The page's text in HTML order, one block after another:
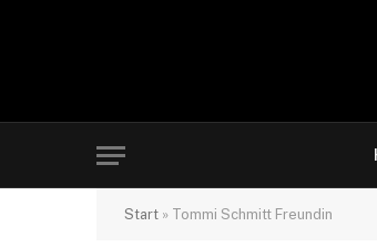
Start » Tommi Schmitt Freundin